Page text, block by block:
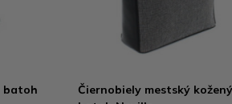
batoh
Čiernobiely mestský kožený